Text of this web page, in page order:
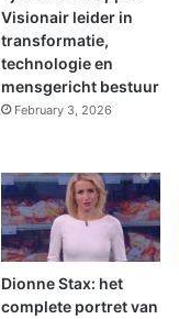
Visionair leider in
transformatie,
technologie en
mensgericht bestuur
February 3, 2026
Dionne Stax: het
complete portret van